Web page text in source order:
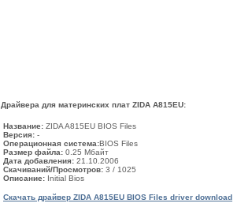
Драйвера для материнских плат ZIDA A815EU:
Название: ZIDA A815EU BIOS Files
Версия: -
Операционная система:BIOS Files
Размер файла: 0.25 Мбайт
Дата добавления: 21.10.2006
Скачиваний/Просмотров: 3 / 1025
Описание: Initial Bios
Скачать драйвер ZIDA A815EU BIOS Files driver download